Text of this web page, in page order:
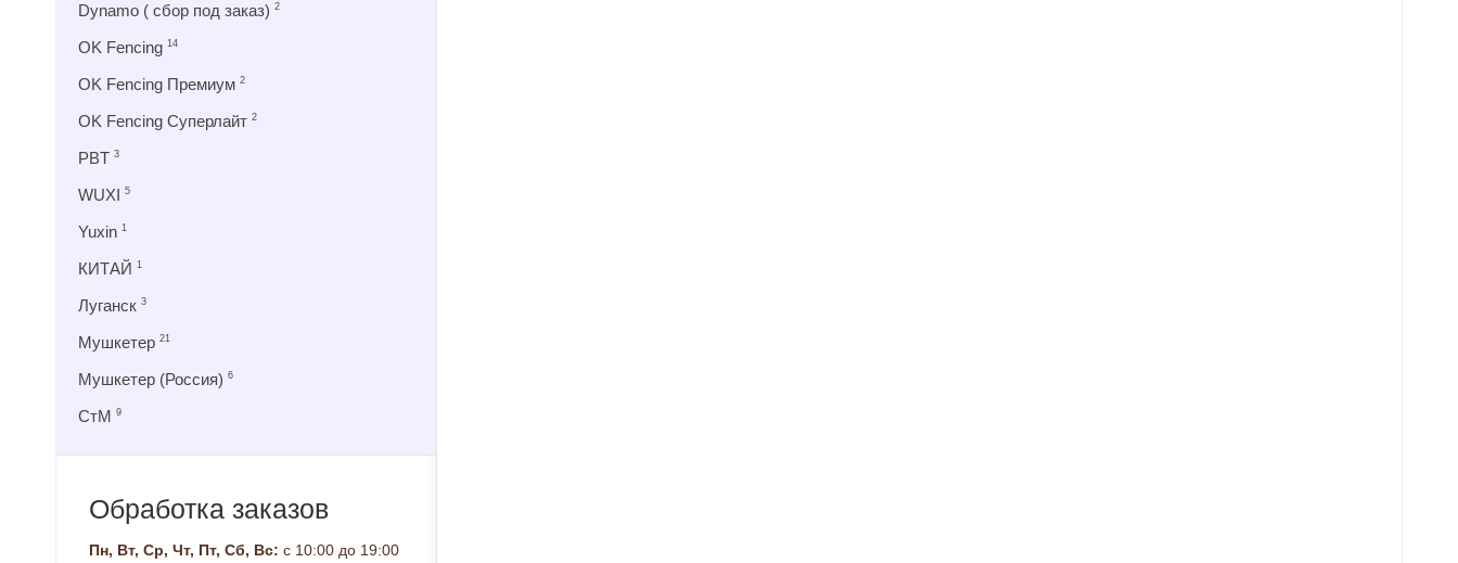
Dynamo ( сбор под заказ) 2
OK Fencing 14
OK Fencing Премиум 2
OK Fencing Суперлайт 2
PBT 3
WUXI 5
Yuxin 1
КИТАЙ 1
Луганск 3
Мушкетер 21
Мушкетер (Россия) 6
СтМ 9
Обработка заказов
Пн, Вт, Ср, Чт, Пт, Сб, Вс: с 10:00 до 19:00